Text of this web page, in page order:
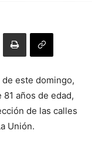
de este domingo,
años de edad,
de las calles
Unión.